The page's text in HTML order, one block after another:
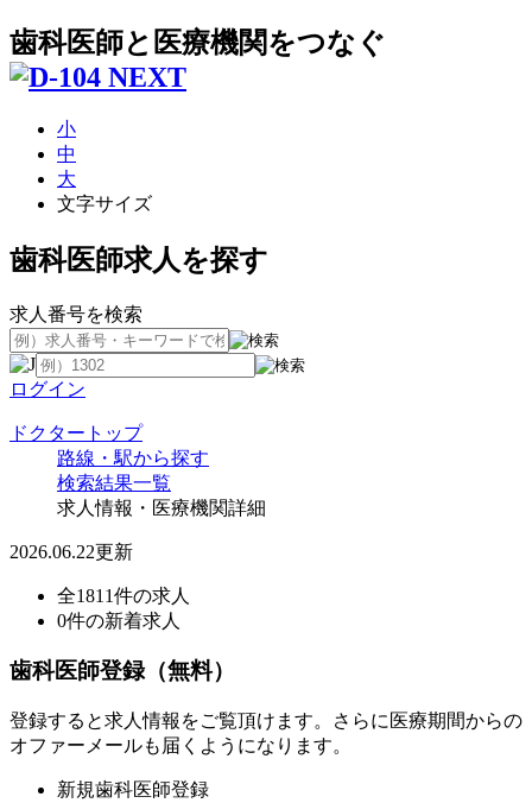
歯科医師と医療機関をつなぐ
小
中
大
文字サイズ
歯科医師求人を探す
求人番号を検索
ログイン
ドクタートップ
路線・駅から探す
検索結果一覧
求人情報・医療機関詳細
2026.06.22更新
全1811件の求人
0件の新着求人
歯科医師登録（無料）
登録すると求人情報をご覧頂けます。さらに医療期間からの
オファーメールも届くようになります。
新規歯科医師登録